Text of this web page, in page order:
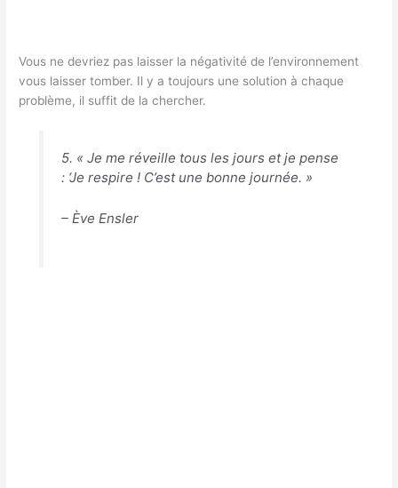
Vous ne devriez pas laisser la négativité de l’environnement
vous laisser tomber. Il y a toujours une solution à chaque
problème, il suffit de la chercher.
5. « Je me réveille tous les jours et je pense
: ‘Je respire ! C’est une bonne journée. »
– Ève Ensler